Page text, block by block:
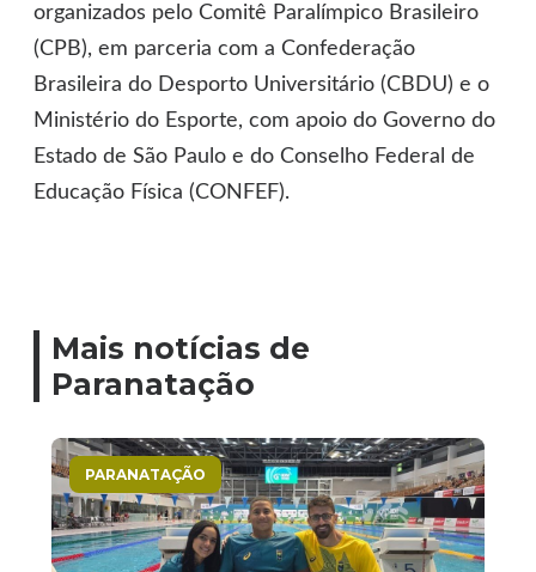
organizados pelo Comitê Paralímpico Brasileiro
(CPB), em parceria com a Confederação
Brasileira do Desporto Universitário (CBDU) e o
Ministério do Esporte, com apoio do Governo do
Estado de São Paulo e do Conselho Federal de
Educação Física (CONFEF).
Mais notícias de
Paranatação
PARANATAÇÃO